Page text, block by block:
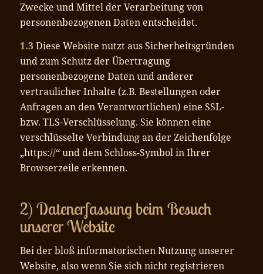
Zwecke und Mittel der Verarbeitung von
personenbezogenen Daten entscheidet.
1.3Diese Website nutzt aus Sicherheitsgründen
und zum Schutz der Übertragung
personenbezogene Daten und anderer
vertraulicher Inhalte (z.B. Bestellungen oder
Anfragen an den Verantwortlichen) eine SSL-
bzw. TLS-Verschlüsselung. Sie können eine
verschlüsselte Verbindung an der Zeichenfolge
„https://“ und dem Schloss-Symbol in Ihrer
Browserzeile erkennen.
2) Datenerfassung beim Besuch
unserer Website
Bei der bloß informatorischen Nutzung unserer
Website, also wenn Sie sich nicht registrieren